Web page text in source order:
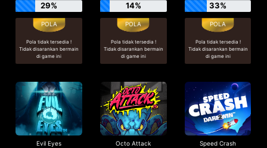
29%
Pola tidak tersedia !
Tidak disarankan bermain
di game ini
14%
Pola tidak tersedia !
Tidak disarankan bermain
di game ini
33%
Pola tidak tersedia !
Tidak disarankan bermain
di game ini
Evil Eyes Octo Attack Speed Crash